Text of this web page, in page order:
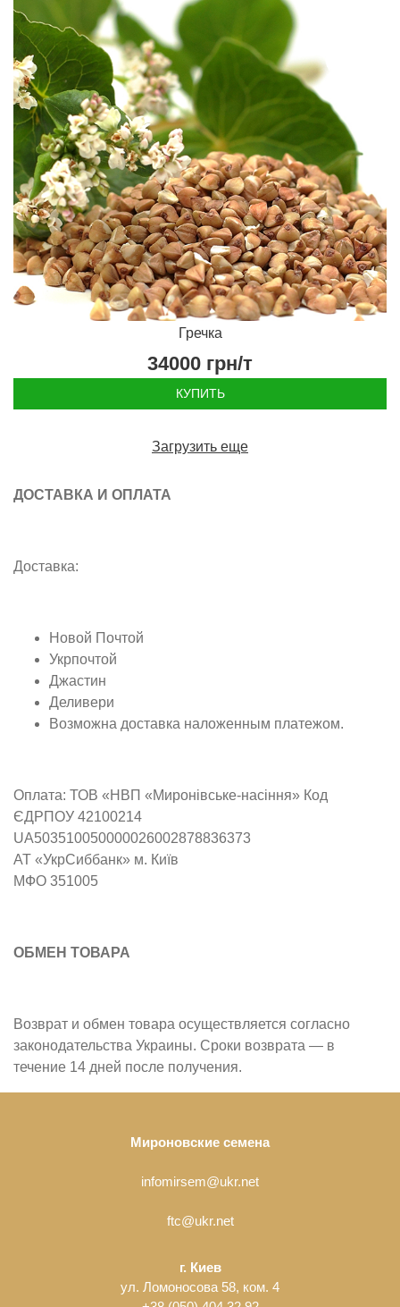
Гречка
34000 грн/т
КУПИТЬ
Загрузить еще
ДОСТАВКА И ОПЛАТА
Доставка:
Новой Почтой
Укрпочтой
Джастин
Деливери
Возможна доставка наложенным платежом.
Оплата: ТОВ «НВП «Миронівське-насіння» Код
ЄДРПОУ 42100214
UA503510050000026002878836373
АТ «УкрСиббанк» м. Київ
МФО 351005
ОБМЕН ТОВАРА
Возврат и обмен товара осуществляется согласно
законодательства Украины. Сроки возврата — в
течение 14 дней после получения.
Мироновские семена
infomirsem@ukr.net
ftc@ukr.net
г. Киев
ул. Ломоносова 58, ком. 4